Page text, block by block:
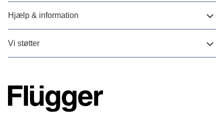
Hjælp & information
Vi støtter